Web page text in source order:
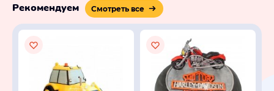
Рекомендуем Смотреть все